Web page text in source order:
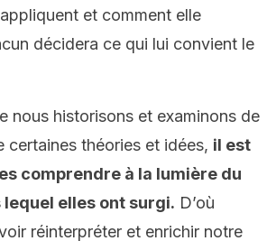
et comment elle
décidera ce qui lui convient le
nous historisons et examinons de
certaines théories et idées, il est
comprendre à la lumière du
elles ont surgi. D’où
réinterpréter et enrichir notre